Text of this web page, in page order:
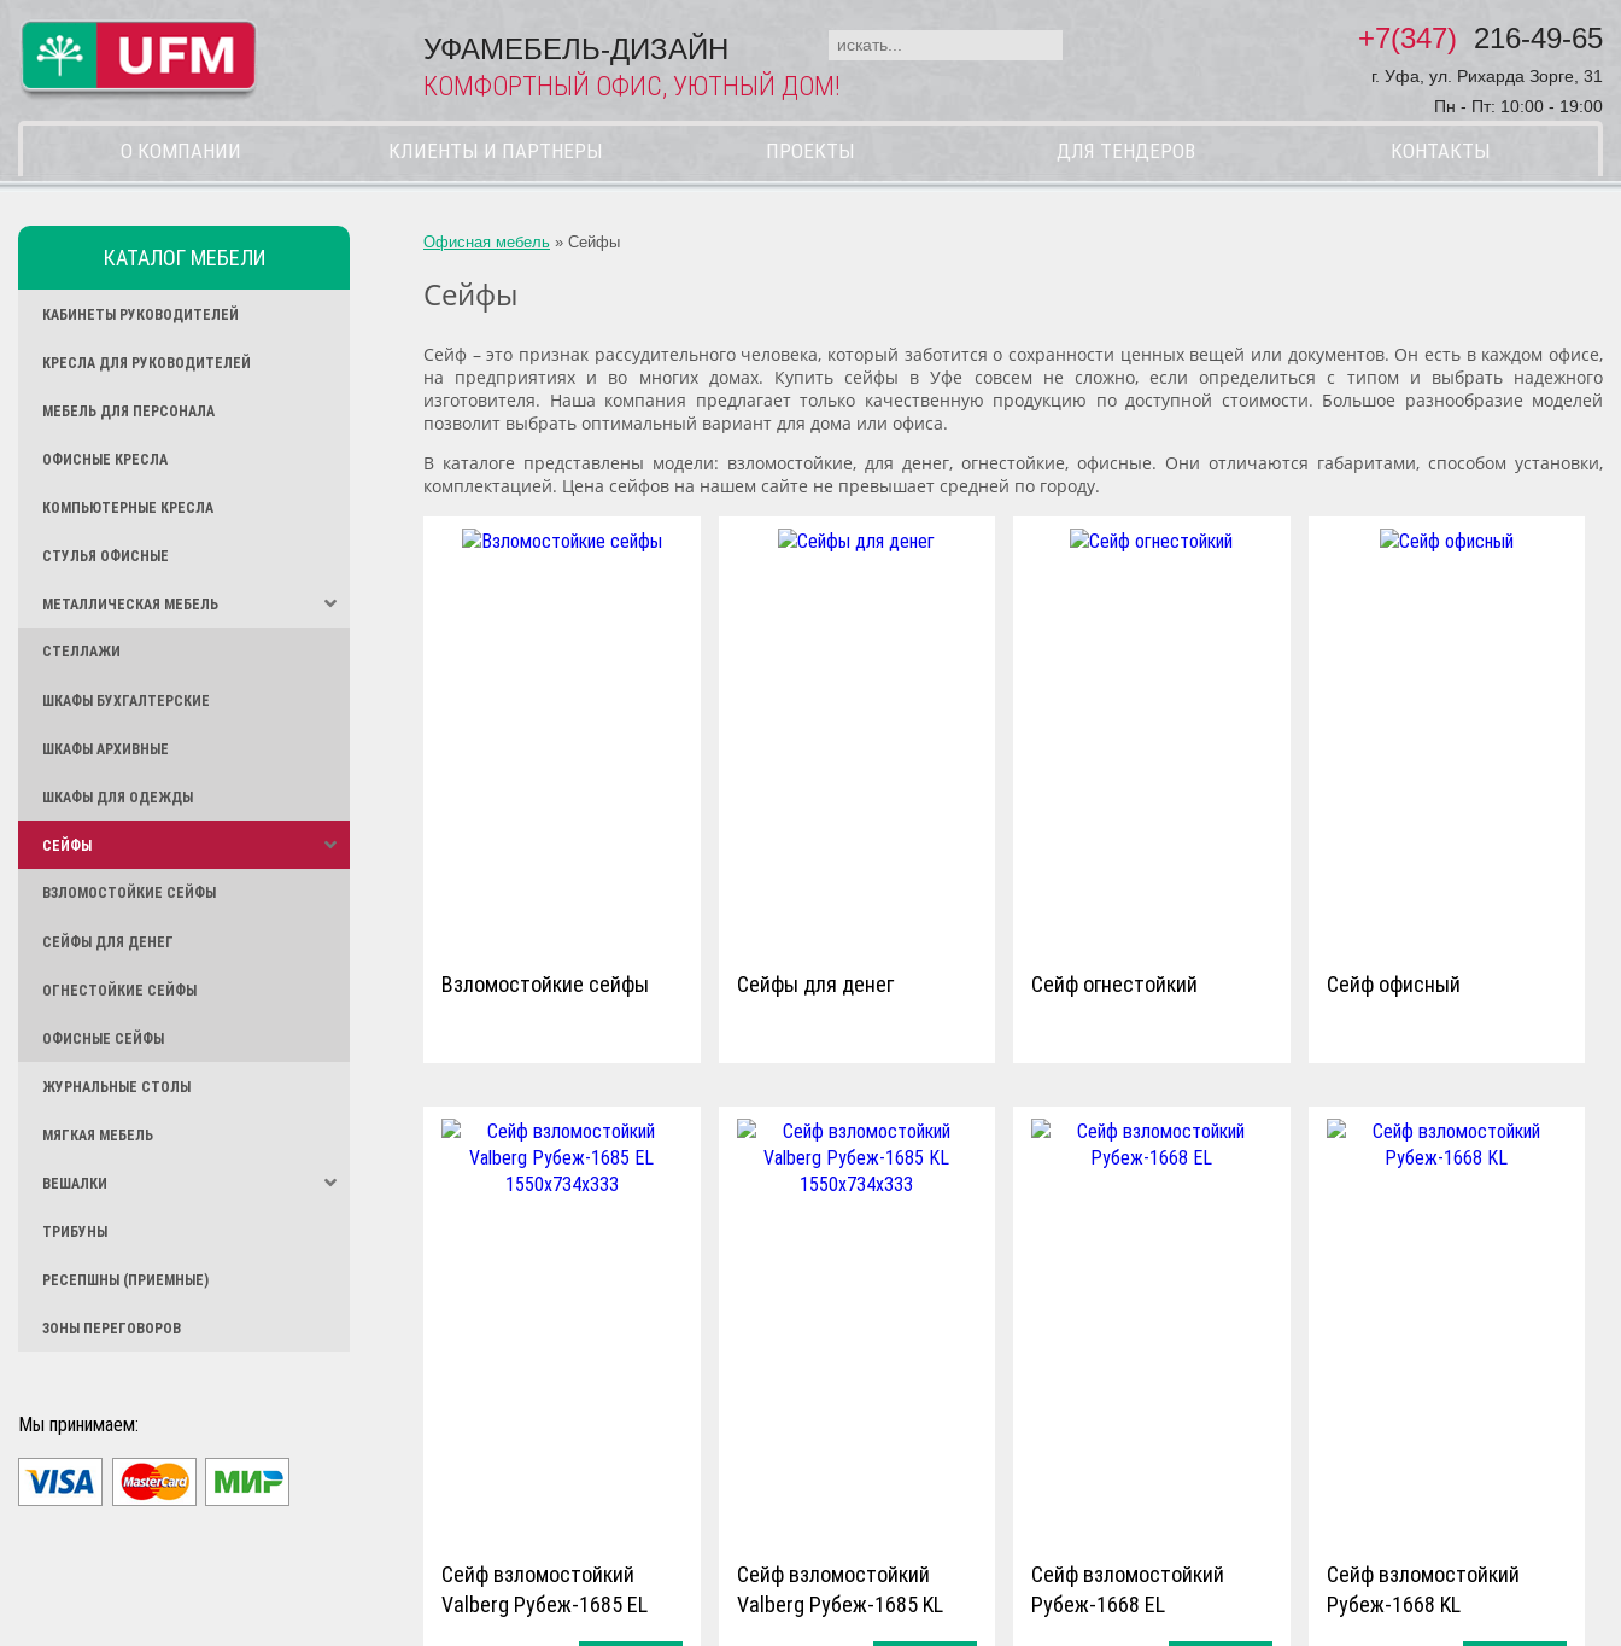
УФАМЕБЕЛЬ-ДИЗАЙН
КОМФОРТНЫЙ ОФИС, УЮТНЫЙ ДОМ!
+7(347) 216-49-65
г. Уфа, ул. Рихарда Зорге, 31
Пн - Пт: 10:00 - 19:00
О КОМПАНИИ КЛИЕНТЫ И ПАРТНЕРЫ ПРОЕКТЫ ДЛЯ ТЕНДЕРОВ КОНТАКТЫ
КАТАЛОГ МЕБЕЛИ
КАБИНЕТЫ РУКОВОДИТЕЛЕЙ
КРЕСЛА ДЛЯ РУКОВОДИТЕЛЕЙ
МЕБЕЛЬ ДЛЯ ПЕРСОНАЛА
ОФИСНЫЕ КРЕСЛА
КОМПЬЮТЕРНЫЕ КРЕСЛА
СТУЛЬЯ ОФИСНЫЕ
МЕТАЛЛИЧЕСКАЯ МЕБЕЛЬ
СТЕЛЛАЖИ
ШКАФЫ БУХГАЛТЕРСКИЕ
ШКАФЫ АРХИВНЫЕ
ШКАФЫ ДЛЯ ОДЕЖДЫ
СЕЙФЫ
ВЗЛОМОСТОЙКИЕ СЕЙФЫ
СЕЙФЫ ДЛЯ ДЕНЕГ
ОГНЕСТОЙКИЕ СЕЙФЫ
ОФИСНЫЕ СЕЙФЫ
ЖУРНАЛЬНЫЕ СТОЛЫ
МЯГКАЯ МЕБЕЛЬ
ВЕШАЛКИ
ТРИБУНЫ
РЕСЕПШНЫ (ПРИЕМНЫЕ)
ЗОНЫ ПЕРЕГОВОРОВ
Мы принимаем:
Офисная мебель » Сейфы
Сейфы
Сейф – это признак рассудительного человека, который заботится о сохранности ценных вещей или документов. Он есть в каждом офисе,
на предприятиях и во многих домах. Купить сейфы в Уфе совсем не сложно, если определиться с типом и выбрать надежного
изготовителя. Наша компания предлагает только качественную продукцию по доступной стоимости. Большое разнообразие моделей
позволит выбрать оптимальный вариант для дома или офиса.
В каталоге представлены модели: взломостойкие, для денег, огнестойкие, офисные. Они отличаются габаритами, способом установки,
комплектацией. Цена сейфов на нашем сайте не превышает средней по городу.
Взломостойкие сейфы Сейфы для денег Сейф огнестойкий Сейф офисный
Сейф взломостойкий
Valberg Рубеж-1685 EL
Сейф взломостойкий
Valberg Рубеж-1685 KL
Сейф взломостойкий
Рубеж-1668 EL
Сейф взломостойкий
Рубеж-1668 KL